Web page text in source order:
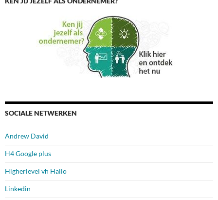
SOCIALE NETWERKEN
Andrew David
H4 Google plus
Higherlevel vh Hallo
Linkedin